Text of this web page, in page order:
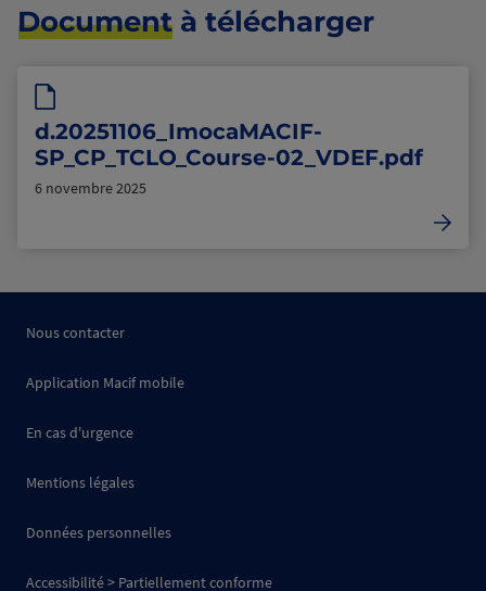
Document à télécharger
d.20251106_ImocaMACIF-
SP_CP_TCLO_Course-02_VDEF.pdf
6 novembre 2025
Nous contacter
Application Macif mobile
En cas d'urgence
Mentions légales
Données personnelles
Accessibilité > Partiellement conforme